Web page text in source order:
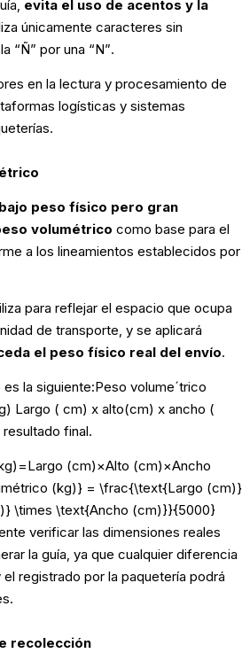
evita el uso de acentos y la
únicamente caracteres sin
“Ñ” por una “N”.
en la lectura y procesamiento de
logísticas y sistemas
bajo peso físico pero gran
volumétrico como base para el
a los lineamientos establecidos por
para reflejar el espacio que ocupa
de transporte, y se aplicará
el peso físico real del envío.
la siguiente:Peso volumeˊtrico
Largo ( cm) x alto(cm) x ancho (
final.
=Largo (cm)×Alto (cm)×Ancho
(kg)} = \frac{\text{Largo (cm)}
\times \text{Ancho (cm)}}{5000}
verificar las dimensiones reales
la guía, ya que cualquier diferencia
registrado por la paquetería podrá
recolección